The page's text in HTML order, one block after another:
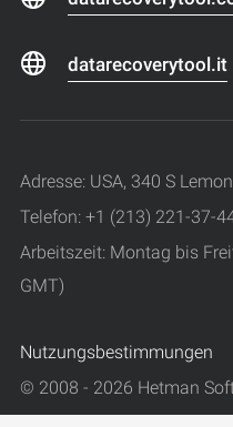
datarecoverytool.it
Adresse: USA, 340 S
Telefon: +1 (213) 221-37-
Arbeitszeit: Montag bis
GMT)
Nutzungsbestimmungen
© 2008 - 2026 Hetman